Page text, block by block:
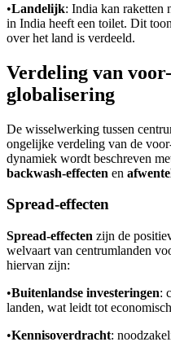
•Landelijk: India kan raketten
in India heeft een toilet. Dit
over het land is verdeeld.
Verdeling van
globalisering
De wisselwerking tussen
ongelijke verdeling van de
dynamiek wordt beschreven
backwash-effecten en
Spread-effecten
Spread-effecten zijn de
welvaart van centrumlanden
hiervan zijn:
•Buitenlandse investeringen:
landen, wat leidt tot
•Kennisoverdracht: